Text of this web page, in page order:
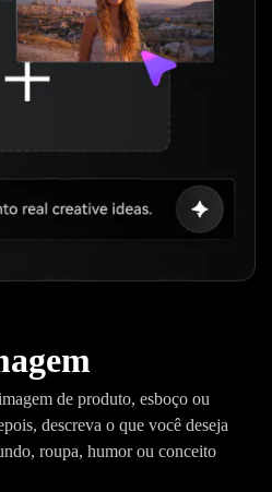
de produto, esboço ou
descreva o que você deseja
roupa, humor ou conceito